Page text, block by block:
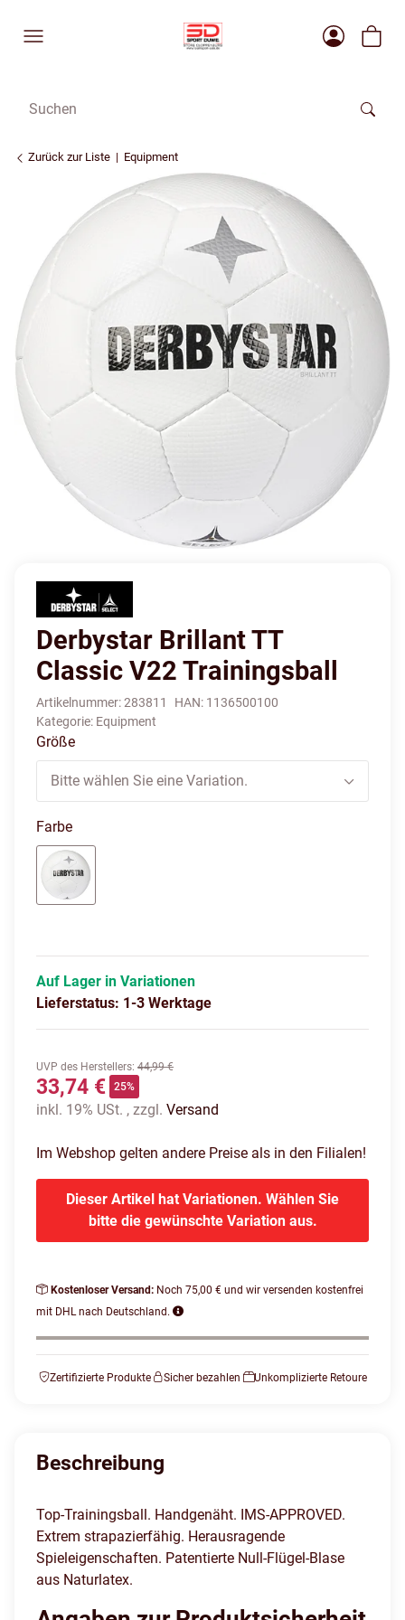
Zurück zur Liste Equipment
Derbystar Brillant TT
Classic V22 Trainingsball
Artikelnummer:283811 HAN: 1136500100
Kategorie: Equipment
Größe
Bitte wählen Sie eine Variation.
Farbe
Auf Lager in Variationen
Lieferstatus: 1-3 Werktage
UVP des Herstellers: 44,99 €
33,74 € 25%
inkl. 19% USt. , zzgl. Versand
Im Webshop gelten andere Preise als in den Filialen!
Dieser Artikel hat Variationen. Wählen Sie
bitte die gewünschte Variation aus.
Kostenloser Versand: Noch 75,00 € und wir versenden kostenfrei
mit DHL nach Deutschland.
Zertifizierte Produkte Sicher bezahlen Unkomplizierte Retoure
Beschreibung
Top-Trainingsball. Handgenäht. IMS-APPROVED.
Extrem strapazierfähig. Herausragende
Spieleigenschaften. Patentierte Null-Flügel-Blase
aus Naturlatex.